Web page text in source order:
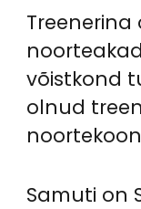
võistkond
olnud
Samuti on